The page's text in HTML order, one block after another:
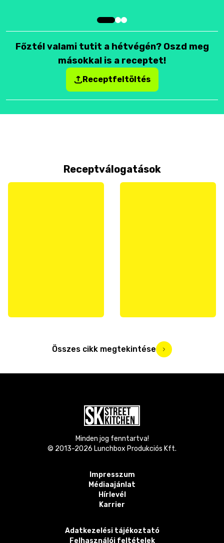
Főztél valami tutit a hétvégén? Oszd meg
másokkal is a receptet!
Receptfeltöltés
Receptválogatások
Összes cikk megtekintése
Minden jog fenntartva!
© 2013-2026 Lunchbox Produkciós Kft.
Impresszum
Médiaajánlat
Hírlevél
Karrier
Adatkezelési tájékoztató
Felhasználói feltételek